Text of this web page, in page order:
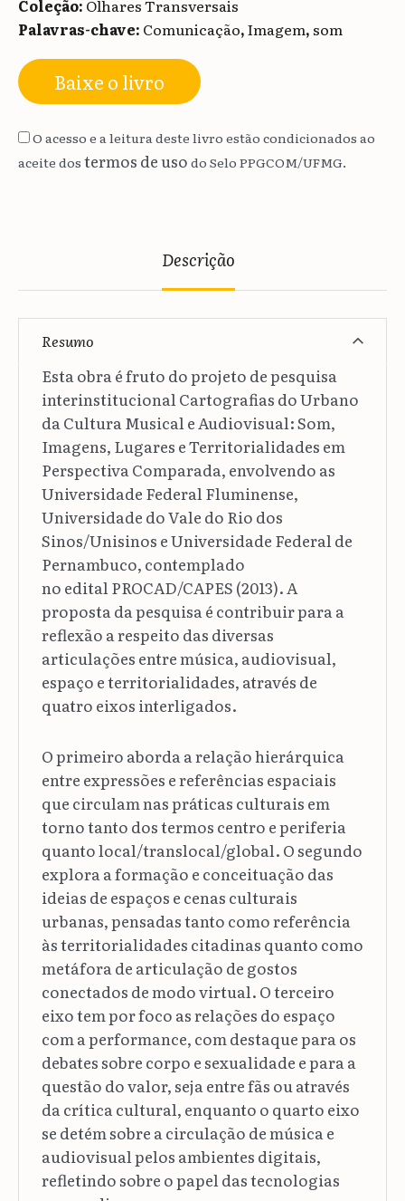
Coleção: Olhares Transversais
Palavras-chave: Comunicação,Imagem, som
Baixe o livro
O acesso e a leitura deste livro estão condicionados ao
aceite dos termos de uso do Selo PPGCOM/UFMG.
Descrição
Resumo
Esta obra é fruto do projeto de pesquisa
interinstitucional Cartografias do Urbano
da Cultura Musical e Audiovisual: Som,
Imagens, Lugares e Territorialidades em
Perspectiva Comparada, envolvendo as
Universidade Federal Fluminense,
Universidade do Vale do Rio dos
Sinos/Unisinos e Universidade Federal de
Pernambuco, contemplado
no edital PROCAD/CAPES (2013). A
proposta da pesquisa é contribuir para a
reflexão a respeito das diversas
articulações entre música, audiovisual,
espaço e territorialidades, através de
quatro eixos interligados.
O primeiro aborda a relação hierárquica
entre expressões e referências espaciais
que circulam nas práticas culturais em
torno tanto dos termos centro e periferia
quanto local/translocal/global. O segundo
explora a formação e conceituação das
ideias de espaços e cenas culturais
urbanas, pensadas tanto como referência
às territorialidades citadinas quanto como
metáfora de articulação de gostos
conectados de modo virtual. O terceiro
eixo tem por foco as relações do espaço
com a performance, com destaque para os
debates sobre corpo e sexualidade e para a
questão do valor, seja entre fãs ou através
da crítica cultural, enquanto o quarto eixo
se detém sobre a circulação de música e
audiovisual pelos ambientes digitais,
refletindo sobre o papel das tecnologias